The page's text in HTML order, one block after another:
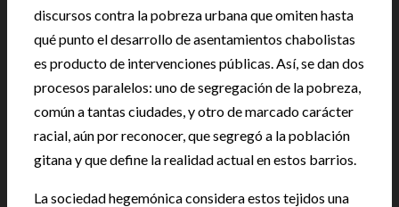
discursos contra la pobreza urbana que omiten hasta
qué punto el desarrollo de asentamientos chabolistas
es producto de intervenciones públicas. Así, se dan dos
procesos paralelos: uno de segregación de la pobreza,
común a tantas ciudades, y otro de marcado carácter
racial, aún por reconocer, que segregó a la población
gitana y que define la realidad actual en estos barrios.
La sociedad hegemónica considera estos tejidos una